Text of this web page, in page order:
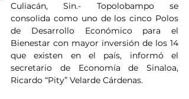
Culiacán, Sin.- Topolobampo se
consolida como uno de los cinco Polos
de Desarrollo Económico para el
Bienestar con mayor inversión de los 14
que existen en el país, informó el
secretario de Economía de Sinaloa,
Ricardo “Pity” Velarde Cárdenas.